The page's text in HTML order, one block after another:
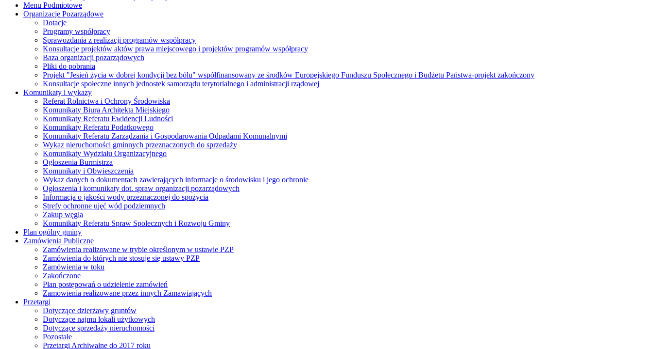
Menu Podmiotowe
Organizacje Pozarządowe
Dotacje
Programy współpracy
Sprawozdania z realizacji programów współpracy
Konsultacje projektów aktów prawa miejscowego i projektów programów współpracy
Baza organizacji pozarządowych
Pliki do pobrania
Projekt "Jesień życia w dobrej kondycji bez bólu" współfinansowany ze środków Europejskiego Funduszu Społecznego i Budżetu Państwa-projekt zakończony
Konsultacje społeczne innych jednostek samorządu terytorialnego i administracji rządowej
Komunikaty i wykazy
Referat Rolnictwa i Ochrony Środowiska
Komunikaty Biura Architekta Miejskiego
Komunikaty Referatu Ewidencji Ludności
Komunikaty Referatu Podatkowego
Komunikaty Referatu Zarządzania i Gospodarowania Odpadami Komunalnymi
Wykaz nieruchomości gminnych przeznaczonych do sprzedaży
Komunikaty Wydziału Organizacyjnego
Ogłoszenia Burmistrza
Komunikaty i Obwieszczenia
Wykaz danych o dokumentach zawierających informacje o środowisku i jego ochronie
Ogłoszenia i komunikaty dot. spraw organizacji pozarządowych
Informacja o jakości wody przeznaczonej do spożycia
Strefy ochronne ujęć wód podziemnych
Zakup węgla
Komunikaty Referatu Spraw Spolecznych i Rozwoju Gminy
Plan ogólny gminy
Zamówienia Publiczne
Zamówienia realizowane w trybie określonym w ustawie PZP
Zamówienia do których nie stosuje się ustawy PZP
Zamówienia w toku
Zakończone
Plan postępowań o udzielenie zamówień
Zamowienia realizowane przez innych Zamawiających
Przetargi
Dotyczące dzierżawy gruntów
Dotyczące najmu lokali użytkowych
Dotyczące sprzedaży nieruchomości
Pozostałe
Przetargi Archiwalne do 2017 roku